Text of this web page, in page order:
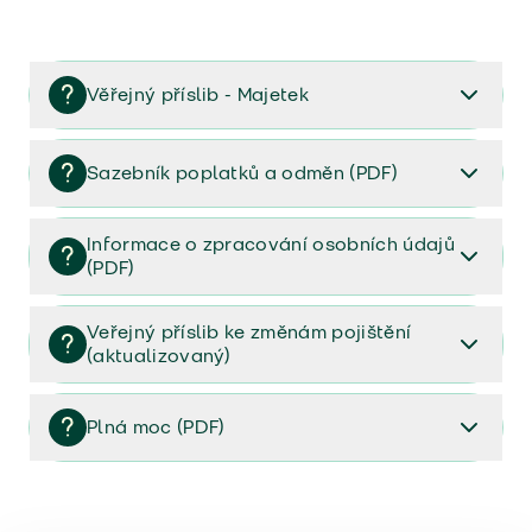
Věřejný příslib - Majetek
Věřejný příslib majetek 2023
Sazebník poplatků a odměn (PDF)
Sazebník poplatků a odměn (PDF)
Informace o zpracování osobních údajů
(PDF)
Informace o zpracování osobních údajů (PDF)
Veřejný příslib ke změnám pojištění
(aktualizovaný)
Veřejný příslib ke změnám pojištění (aktualizovaný)
Plná moc (PDF)